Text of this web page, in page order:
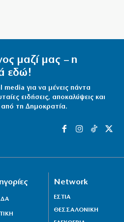
ενημέρωση
κατηγορείται για την
στα φιλοδωρήματα
τον Ολυμπιακό και
εξοπλισμό – 8 νέα
μαζί μας – η
εδώ!
για να μένεις πάντα
ειδήσεις, αποκαλύψεις και
από τη Δημοκρατία.
Network
ΕΣΤΙΑ
ΘΕΣΣΑΛΟΝΙΚΗ